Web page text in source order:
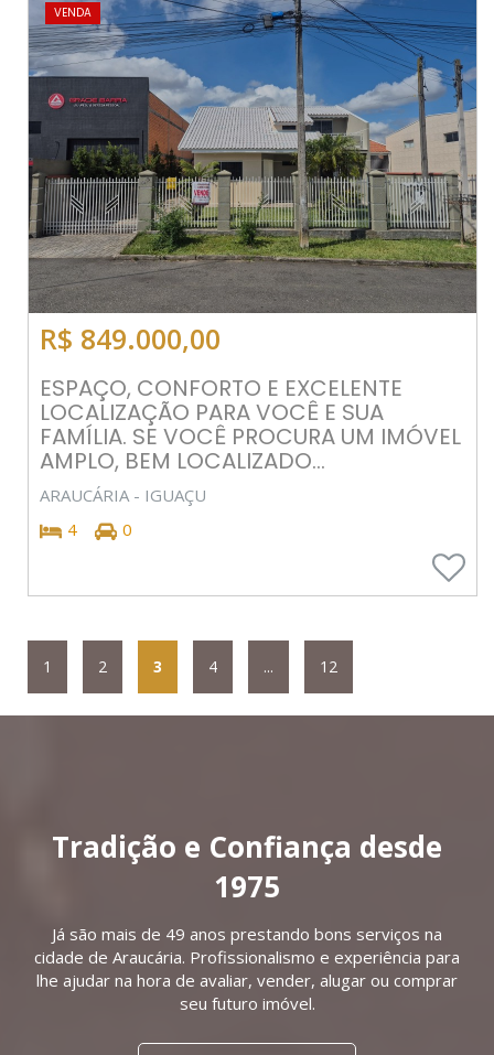
VENDA
R$ 849.000,00
ESPAÇO, CONFORTO E EXCELENTE
LOCALIZAÇÃO PARA VOCÊ E SUA
FAMÍLIA. SE VOCÊ PROCURA UM IMÓVEL
AMPLO, BEM LOCALIZADO...
ARAUCÁRIA - IGUAÇU
4
0
1 2 3 4 ... 12
Tradição e Confiança desde
1975
Já são mais de 49 anos prestando bons serviços na
cidade de Araucária. Profissionalismo e experiência para
lhe ajudar na hora de avaliar, vender, alugar ou comprar
seu futuro imóvel.